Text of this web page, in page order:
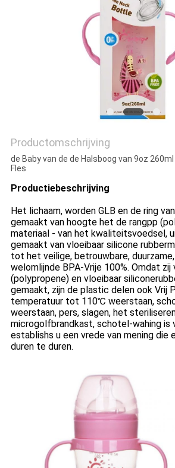
Productomschrijving
de Baby van de de Halsboog van 9oz
Fles
Productiebeschrijving
Het lichaam, worden GLB en de ring
gemaakt van hoogte het de rangpp
materiaal - van het kwaliteitsvoedsel,
gemaakt van vloeibaar silicone
tot het veilige, betrouwbare,
welomlijnde BPA-Vrije 100%. Omdat zij
(polypropene) en vloeibaar
gemaakt, zijn de plastic delen ook Vrij
temperatuur tot 110℃ weerstaan,
weerstaan, pers, slagen, het
microgolfbrandkast, schotel-wahing is
establishs u een vrede van mening die
duren te duren.